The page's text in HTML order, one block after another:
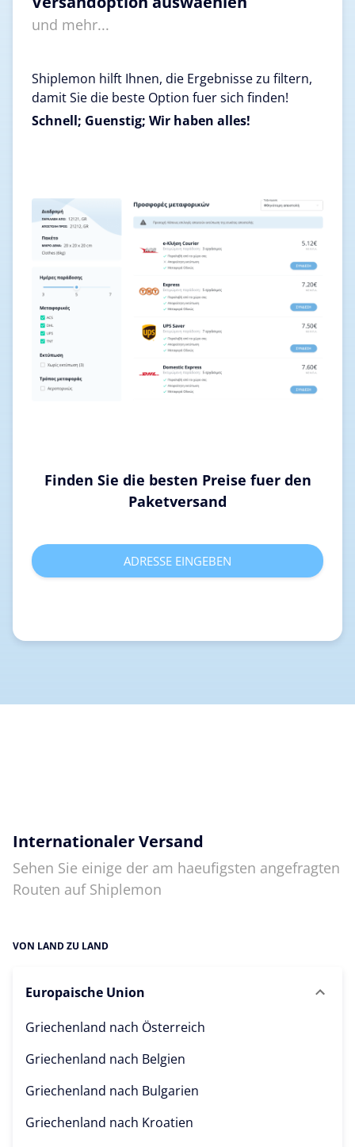
und mehr...
Shiplemon hilft Ihnen, die Ergebnisse zu filtern,
damit Sie die beste Option fuer sich finden!
Schnell; Guenstig; Wir haben alles!
Finden Sie die besten Preise fuer den
Paketversand
ADRESSE EINGEBEN
Internationaler Versand
Sehen Sie einige der am haeufigsten angefragten
Routen auf Shiplemon
VON LAND ZU LAND
Europaische Union
Griechenland nach Österreich
Griechenland nach Belgien
Griechenland nach Bulgarien
Griechenland nach Kroatien